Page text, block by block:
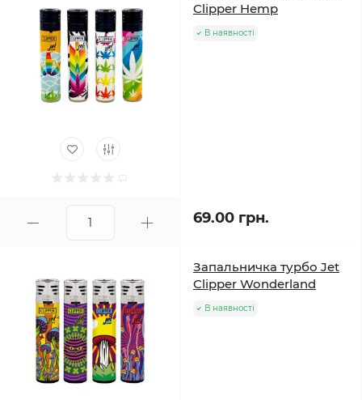
Clipper Hemp
В наявності
69.00 грн.
Запальничка турбо Jet
Clipper Wonderland
В наявності